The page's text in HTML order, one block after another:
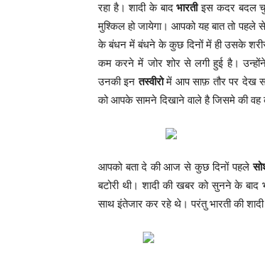
रहा है। शादी के बादभारतीइस कदर बदल
मुश्किल हो जायेगा। आपको यह बात तो पहले
के बंधन में बंधने के कुछ दिनों में ही उसके शरीर
कम करने में जोर शोर से लगी हुई है।
उनकी इनतस्वीरोमें आप साफ़ तौर पर देख
को आपके सामने दिखाने वाले है जिसमे की
आपको बता दे की आज से कुछ दिनों पहले
बटोरी थी। शादी की खबर को सुनने के
साथ इंतेजार कर रहे थे। परंतु भारती की